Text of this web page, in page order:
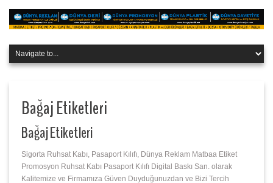
Bağaj Etiketleri
Bağaj Etiketleri
Sigorta Ruhsat Kabı, Pasaport Kılıfı, Dünya Reklam Matbaa Etiket
Promosyon Ruhsat Kabı Pasaport Kılıfı Digital Baskı San. olarak
Kalitemize ve Firmamıza Güven Duyduğunuzdan ve Bizi Tercih